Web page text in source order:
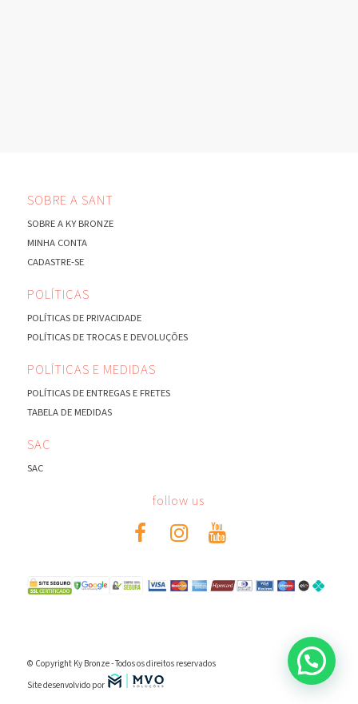
SOBRE A SANT
SOBRE A KY BRONZE
MINHA CONTA
CADASTRE-SE
POLÍTICAS
POLÍTICAS DE PRIVACIDADE
POLÍTICAS DE TROCAS E DEVOLUÇÕES
POLÍTICAS E MEDIDAS
POLÍTICAS DE ENTREGAS E FRETES
TABELA DE MEDIDAS
SAC
SAC
follow us
© Copyright Ky Bronze - Todos os direitos reservados
Site desenvolvido por